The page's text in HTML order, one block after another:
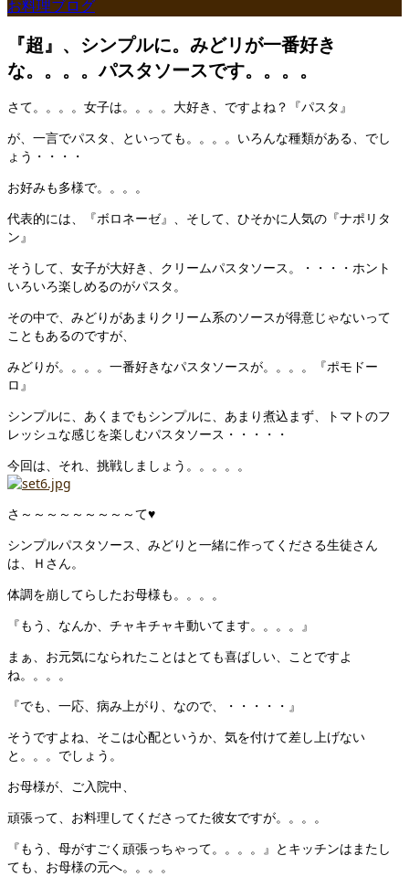
お料理ブログ
『超』、シンプルに。みどリが一番好き
な。。。。パスタソースです。。。。
さて。。。。女子は。。。。大好き、ですよね？『パスタ』
が、一言でパスタ、といっても。。。。いろんな種類がある、でし
ょう・・・・
お好みも多様で。。。。
代表的には、『ボロネーゼ』、そして、ひそかに人気の『ナポリタ
ン』
そうして、女子が大好き、クリームパスタソース。・・・・ホント
いろいろ楽しめるのがパスタ。
その中で、みどりがあまりクリーム系のソースが得意じゃないって
こともあるのですが、
みどりが。。。。一番好きなパスタソースが。。。。『ポモドー
ロ』
シンプルに、あくまでもシンプルに、あまり煮込まず、トマトのフ
レッシュな感じを楽しむパスタソース・・・・・
今回は、それ、挑戦しましょう。。。。。
さ～～～～～～～～～て♥
シンプルパスタソース、みどりと一緒に作ってくださる生徒さん
は、Ｈさん。
体調を崩してらしたお母様も。。。。
『もう、なんか、チャキチャキ動いてます。。。。』
まぁ、お元気になられたことはとても喜ばしい、ことですよ
ね。。。。
『でも、一応、病み上がり、なので、・・・・・』
そうですよね、そこは心配というか、気を付けて差し上げない
と。。。でしょう。
お母様が、ご入院中、
頑張って、お料理してくださってた彼女ですが。。。。
『もう、母がすごく頑張っちゃって。。。。』とキッチンはまたし
ても、お母様の元へ。。。。